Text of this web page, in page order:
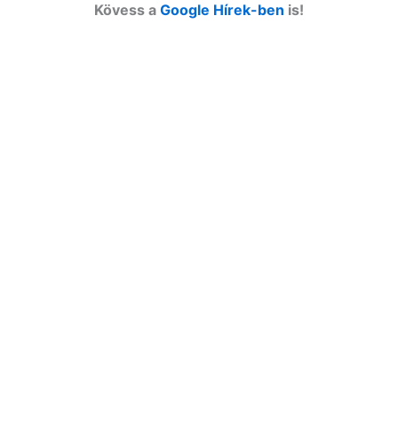
Kövess a Google Hírek-ben is!